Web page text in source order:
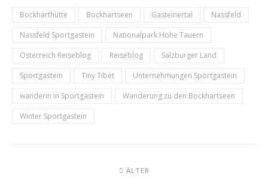
Bockharthütte Bockhartseen Gasteinertal
Nassfeld
Nassfeld Sportgastein
Nationalpark Hohe Tauern
Österreich Reiseblog
Reiseblog
Salzburger Land
Sportgastein
Tiny Tibet
Unternehmungen Sportgastein
wanderin in Sportgastein
Wanderung zu den Bockhartseen
Winter Sportgastein
ÄLTER